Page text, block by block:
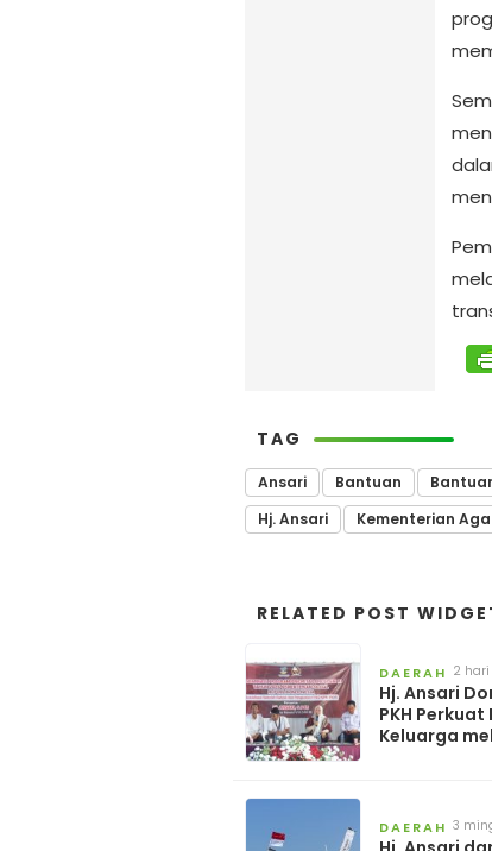
TAG
Ansari Bantuan
Hj. Ansari
Kementerian
RELATED POST
DAERAH 2
Hj. Ansari
PKH
Keluarga
DAERAH 3